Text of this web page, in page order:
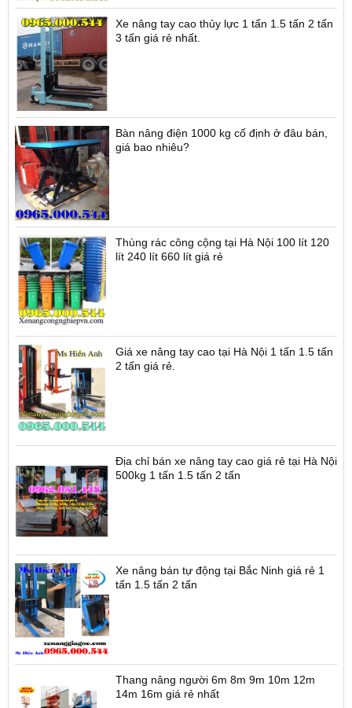
Xe nâng tay cao thủy lực 1 tấn 1.5 tấn 2 tấn
3 tấn giá rẻ nhất.
Bàn nâng điện 1000 kg cố định ở đâu bán,
giá bao nhiêu?
Thùng rác công cộng tại Hà Nội 100 lít 120
lít 240 lít 660 lít giá rẻ
Giá xe nâng tay cao tại Hà Nội 1 tấn 1.5 tấn
2 tấn giá rẻ.
Địa chỉ bán xe nâng tay cao giá rẻ tại Hà Nội
500kg 1 tấn 1.5 tấn 2 tấn
Xe nâng bán tự động tại Bắc Ninh giá rẻ 1
tấn 1.5 tấn 2 tấn
Thang nâng người 6m 8m 9m 10m 12m
14m 16m giá rẻ nhất